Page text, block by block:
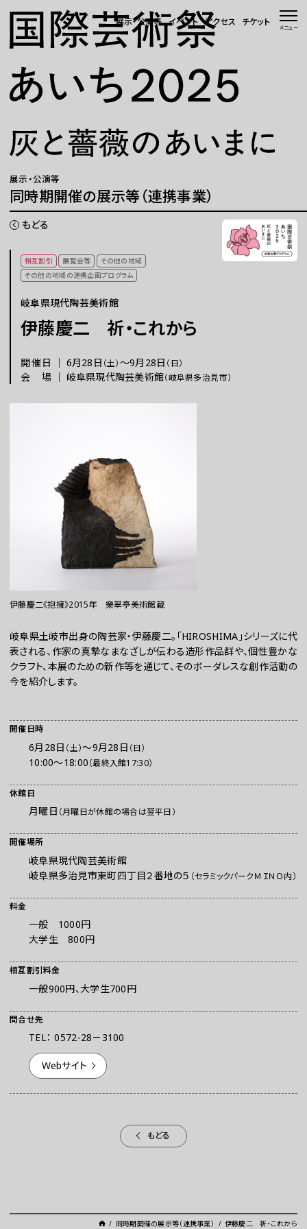
展示・公演等 イベント アクセス チケット メニュー
ニュース 一覧
WEBマガジン
展示・公演等
イベント
チケット
ラーニング
お問い合わせ
プレスの方へ
組織委員会からのお知らせ
展示・公演等
同時期開催の展示等（連携事業）
もどる
相互割引 展覧会等
その他の地域
その他の地域の連携企画プログラム
岐阜県現代陶芸美術館
伊藤慶二 祈・これから
開催日 6月28日 （土）〜9月28日 （日）
会場 岐阜県現代陶芸美術館（岐阜県多治見市）
伊藤慶二《抱擁》2015年 樂翠亭美術館蔵
岐阜県土岐市出身の陶芸家・伊藤慶二。「HIROSHIMA」シリーズに代
表される、作家の真摯なまなざしが伝わる造形作品群や、個性豊かな
クラフト、本展のための新作等を通じて、そのボーダレスな創作活動の
今を紹介します。
開催日時
6月28日 （土）〜9月28日 （日）
10:00〜18:00（最終入館17:30）
休館日
月曜日 （月曜日が休館の場合は翌平日）
開催場所
岐阜県現代陶芸美術館
岐阜県多治見市東町四丁目２番地の５ （セラミックパークＭＩＮＯ内）
料金
一般 1000円
大学生 800円
相互割引料金
一般900円、大学生700円
問合せ先
TEL： 0572-28－3100
Webサイト
もどる
同時期開催の展示等（連携事業） 伊藤慶二 祈・これから